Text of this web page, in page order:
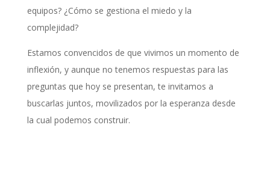
equipos? ¿Cómo se gestiona el miedo y la
complejidad?
Estamos convencidos de que vivimos un momento de
inflexión, y aunque no tenemos respuestas para las
preguntas que hoy se presentan, te invitamos a
buscarlas juntos, movilizados por la esperanza desde
la cual podemos construir.